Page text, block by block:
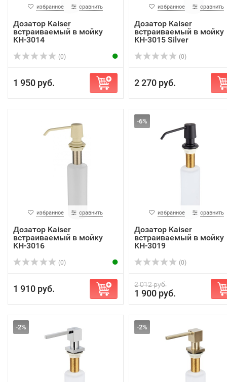
избранное сравнить
Дозатор Kaiser
встраиваемый в мойку
KH-3014
(0)
1 950 руб.
избранное сравнить
Дозатор Kaiser
встраиваемый в мойку
KH-3015 Silver
(0)
2 270 руб.
избранное сравнить
Дозатор Kaiser
встраиваемый в мойку
KH-3016
(0)
1 910 руб.
-6%
избранное сравнить
Дозатор Kaiser
встраиваемый в мойку
KH-3019
(0)
2 012 руб.
1 900 руб.
-2% -2%